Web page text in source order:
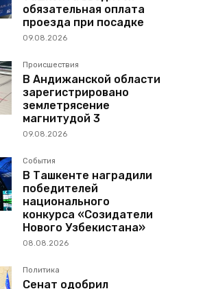
обязательная оплата
проезда при посадке
09.08.2026
Происшествия
В Андижанской области
зарегистрировано
землетрясение
магнитудой 3
09.08.2026
События
В Ташкенте наградили
победителей
национального
конкурса «Созидатели
Нового Узбекистана»
08.08.2026
Политика
Сенат одобрил